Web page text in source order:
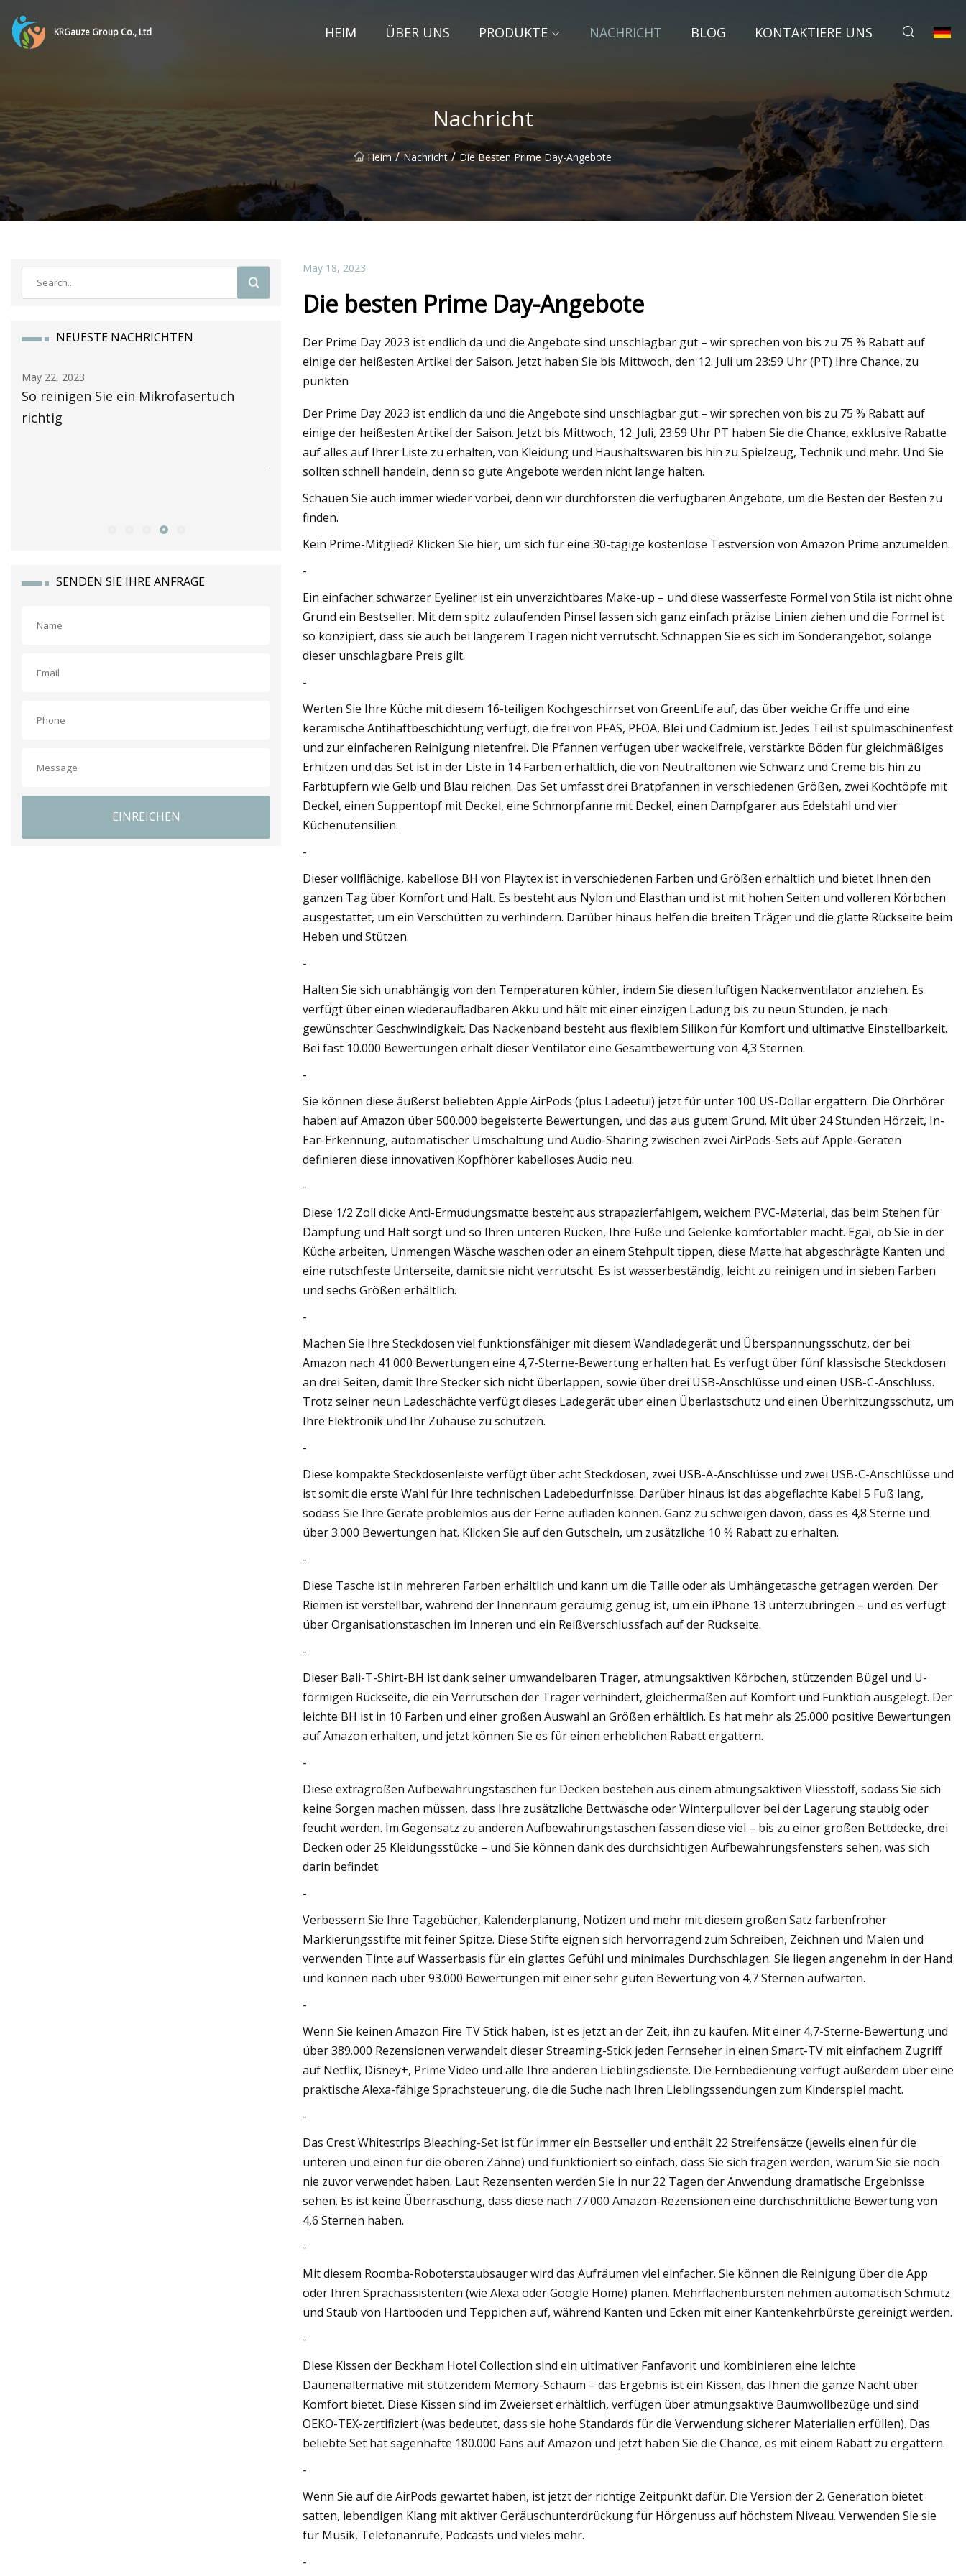
KRGauze Group Co., Ltd HEIM ÜBER UNS PRODUKTE NACHRICHT BLOG KONTAKTIERE UNS
Nachricht
Heim / Nachricht / Die Besten Prime Day-Angebote
NEUESTE NACHRICHTEN
May 24, 2023
Der Markt für Strandtücher soll bis
2028 weltweit 707,15 Mio. US-Dollar
May 16, 2023
SENDEN SIE IHRE ANFRAGE
EINREICHEN
May 18, 2023
Die besten Prime Day-Angebote
Der Prime Day 2023 ist endlich da und die Angebote sind unschlagbar gut – wir sprechen von bis zu 75 % Rabatt auf
einige der heißesten Artikel der Saison. Jetzt haben Sie bis Mittwoch, den 12. Juli um 23:59 Uhr (PT) Ihre Chance, zu
punkten
Der Prime Day 2023 ist endlich da und die Angebote sind unschlagbar gut – wir sprechen von bis zu 75 % Rabatt auf
einige der heißesten Artikel der Saison. Jetzt bis Mittwoch, 12. Juli, 23:59 Uhr PT haben Sie die Chance, exklusive Rabatte
auf alles auf Ihrer Liste zu erhalten, von Kleidung und Haushaltswaren bis hin zu Spielzeug, Technik und mehr. Und Sie
sollten schnell handeln, denn so gute Angebote werden nicht lange halten.
Schauen Sie auch immer wieder vorbei, denn wir durchforsten die verfügbaren Angebote, um die Besten der Besten zu
finden.
Kein Prime-Mitglied? Klicken Sie hier, um sich für eine 30-tägige kostenlose Testversion von Amazon Prime anzumelden.
-
Ein einfacher schwarzer Eyeliner ist ein unverzichtbares Make-up – und diese wasserfeste Formel von Stila ist nicht ohne
Grund ein Bestseller. Mit dem spitz zulaufenden Pinsel lassen sich ganz einfach präzise Linien ziehen und die Formel ist
so konzipiert, dass sie auch bei längerem Tragen nicht verrutscht. Schnappen Sie es sich im Sonderangebot, solange
dieser unschlagbare Preis gilt.
-
Werten Sie Ihre Küche mit diesem 16-teiligen Kochgeschirrset von GreenLife auf, das über weiche Griffe und eine
keramische Antihaftbeschichtung verfügt, die frei von PFAS, PFOA, Blei und Cadmium ist. Jedes Teil ist spülmaschinenfest
und zur einfacheren Reinigung nietenfrei. Die Pfannen verfügen über wackelfreie, verstärkte Böden für gleichmäßiges
Erhitzen und das Set ist in der Liste in 14 Farben erhältlich, die von Neutraltönen wie Schwarz und Creme bis hin zu
Farbtupfern wie Gelb und Blau reichen. Das Set umfasst drei Bratpfannen in verschiedenen Größen, zwei Kochtöpfe mit
Deckel, einen Suppentopf mit Deckel, eine Schmorpfanne mit Deckel, einen Dampfgarer aus Edelstahl und vier
Küchenutensilien.
-
Dieser vollflächige, kabellose BH von Playtex ist in verschiedenen Farben und Größen erhältlich und bietet Ihnen den
ganzen Tag über Komfort und Halt. Es besteht aus Nylon und Elasthan und ist mit hohen Seiten und volleren Körbchen
ausgestattet, um ein Verschütten zu verhindern. Darüber hinaus helfen die breiten Träger und die glatte Rückseite beim
Heben und Stützen.
-
Halten Sie sich unabhängig von den Temperaturen kühler, indem Sie diesen luftigen Nackenventilator anziehen. Es
verfügt über einen wiederaufladbaren Akku und hält mit einer einzigen Ladung bis zu neun Stunden, je nach
gewünschter Geschwindigkeit. Das Nackenband besteht aus flexiblem Silikon für Komfort und ultimative Einstellbarkeit.
Bei fast 10.000 Bewertungen erhält dieser Ventilator eine Gesamtbewertung von 4,3 Sternen.
-
Sie können diese äußerst beliebten Apple AirPods (plus Ladeetui) jetzt für unter 100 US-Dollar ergattern. Die Ohrhörer
haben auf Amazon über 500.000 begeisterte Bewertungen, und das aus gutem Grund. Mit über 24 Stunden Hörzeit, In-
Ear-Erkennung, automatischer Umschaltung und Audio-Sharing zwischen zwei AirPods-Sets auf Apple-Geräten
definieren diese innovativen Kopfhörer kabelloses Audio neu.
-
Diese 1/2 Zoll dicke Anti-Ermüdungsmatte besteht aus strapazierfähigem, weichem PVC-Material, das beim Stehen für
Dämpfung und Halt sorgt und so Ihren unteren Rücken, Ihre Füße und Gelenke komfortabler macht. Egal, ob Sie in der
Küche arbeiten, Unmengen Wäsche waschen oder an einem Stehpult tippen, diese Matte hat abgeschrägte Kanten und
eine rutschfeste Unterseite, damit sie nicht verrutscht. Es ist wasserbeständig, leicht zu reinigen und in sieben Farben
und sechs Größen erhältlich.
-
Machen Sie Ihre Steckdosen viel funktionsfähiger mit diesem Wandladegerät und Überspannungsschutz, der bei
Amazon nach 41.000 Bewertungen eine 4,7-Sterne-Bewertung erhalten hat. Es verfügt über fünf klassische Steckdosen
an drei Seiten, damit Ihre Stecker sich nicht überlappen, sowie über drei USB-Anschlüsse und einen USB-C-Anschluss.
Trotz seiner neun Ladeschächte verfügt dieses Ladegerät über einen Überlastschutz und einen Überhitzungsschutz, um
Ihre Elektronik und Ihr Zuhause zu schützen.
-
Diese kompakte Steckdosenleiste verfügt über acht Steckdosen, zwei USB-A-Anschlüsse und zwei USB-C-Anschlüsse und
ist somit die erste Wahl für Ihre technischen Ladebedürfnisse. Darüber hinaus ist das abgeflachte Kabel 5 Fuß lang,
sodass Sie Ihre Geräte problemlos aus der Ferne aufladen können. Ganz zu schweigen davon, dass es 4,8 Sterne und
über 3.000 Bewertungen hat. Klicken Sie auf den Gutschein, um zusätzliche 10 % Rabatt zu erhalten.
-
Diese Tasche ist in mehreren Farben erhältlich und kann um die Taille oder als Umhängetasche getragen werden. Der
Riemen ist verstellbar, während der Innenraum geräumig genug ist, um ein iPhone 13 unterzubringen – und es verfügt
über Organisationstaschen im Inneren und ein Reißverschlussfach auf der Rückseite.
-
Dieser Bali-T-Shirt-BH ist dank seiner umwandelbaren Träger, atmungsaktiven Körbchen, stützenden Bügel und U-
förmigen Rückseite, die ein Verrutschen der Träger verhindert, gleichermaßen auf Komfort und Funktion ausgelegt. Der
leichte BH ist in 10 Farben und einer großen Auswahl an Größen erhältlich. Es hat mehr als 25.000 positive Bewertungen
auf Amazon erhalten, und jetzt können Sie es für einen erheblichen Rabatt ergattern.
-
Diese extragroßen Aufbewahrungstaschen für Decken bestehen aus einem atmungsaktiven Vliesstoff, sodass Sie sich
keine Sorgen machen müssen, dass Ihre zusätzliche Bettwäsche oder Winterpullover bei der Lagerung staubig oder
feucht werden. Im Gegensatz zu anderen Aufbewahrungstaschen fassen diese viel – bis zu einer großen Bettdecke, drei
Decken oder 25 Kleidungsstücke – und Sie können dank des durchsichtigen Aufbewahrungsfensters sehen, was sich
darin befindet.
-
Verbessern Sie Ihre Tagebücher, Kalenderplanung, Notizen und mehr mit diesem großen Satz farbenfroher
Markierungsstifte mit feiner Spitze. Diese Stifte eignen sich hervorragend zum Schreiben, Zeichnen und Malen und
verwenden Tinte auf Wasserbasis für ein glattes Gefühl und minimales Durchschlagen. Sie liegen angenehm in der Hand
und können nach über 93.000 Bewertungen mit einer sehr guten Bewertung von 4,7 Sternen aufwarten.
-
Wenn Sie keinen Amazon Fire TV Stick haben, ist es jetzt an der Zeit, ihn zu kaufen. Mit einer 4,7-Sterne-Bewertung und
über 389.000 Rezensionen verwandelt dieser Streaming-Stick jeden Fernseher in einen Smart-TV mit einfachem Zugriff
auf Netflix, Disney+, Prime Video und alle Ihre anderen Lieblingsdienste. Die Fernbedienung verfügt außerdem über eine
praktische Alexa-fähige Sprachsteuerung, die die Suche nach Ihren Lieblingssendungen zum Kinderspiel macht.
-
Das Crest Whitestrips Bleaching-Set ist für immer ein Bestseller und enthält 22 Streifensätze (jeweils einen für die
unteren und einen für die oberen Zähne) und funktioniert so einfach, dass Sie sich fragen werden, warum Sie sie noch
nie zuvor verwendet haben. Laut Rezensenten werden Sie in nur 22 Tagen der Anwendung dramatische Ergebnisse
sehen. Es ist keine Überraschung, dass diese nach 77.000 Amazon-Rezensionen eine durchschnittliche Bewertung von
4,6 Sternen haben.
-
Mit diesem Roomba-Roboterstaubsauger wird das Aufräumen viel einfacher. Sie können die Reinigung über die App
oder Ihren Sprachassistenten (wie Alexa oder Google Home) planen. Mehrflächenbürsten nehmen automatisch Schmutz
und Staub von Hartböden und Teppichen auf, während Kanten und Ecken mit einer Kantenkehrbürste gereinigt werden.
-
Diese Kissen der Beckham Hotel Collection sind ein ultimativer Fanfavorit und kombinieren eine leichte
Daunenalternative mit stützendem Memory-Schaum – das Ergebnis ist ein Kissen, das Ihnen die ganze Nacht über
Komfort bietet. Diese Kissen sind im Zweierset erhältlich, verfügen über atmungsaktive Baumwollbezüge und sind
OEKO-TEX-zertifiziert (was bedeutet, dass sie hohe Standards für die Verwendung sicherer Materialien erfüllen). Das
beliebte Set hat sagenhafte 180.000 Fans auf Amazon und jetzt haben Sie die Chance, es mit einem Rabatt zu ergattern.
-
Wenn Sie auf die AirPods gewartet haben, ist jetzt der richtige Zeitpunkt dafür. Die Version der 2. Generation bietet
satten, lebendigen Klang mit aktiver Geräuschunterdrückung für Hörgenuss auf höchstem Niveau. Verwenden Sie sie
für Musik, Telefonanrufe, Podcasts und vieles mehr.
-